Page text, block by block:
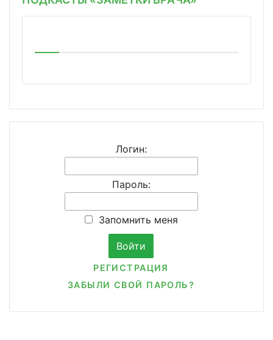
Логин:
Пароль:
Запомнить меня
РЕГИСТРАЦИЯ
ЗАБЫЛИ СВОЙ ПАРОЛЬ?